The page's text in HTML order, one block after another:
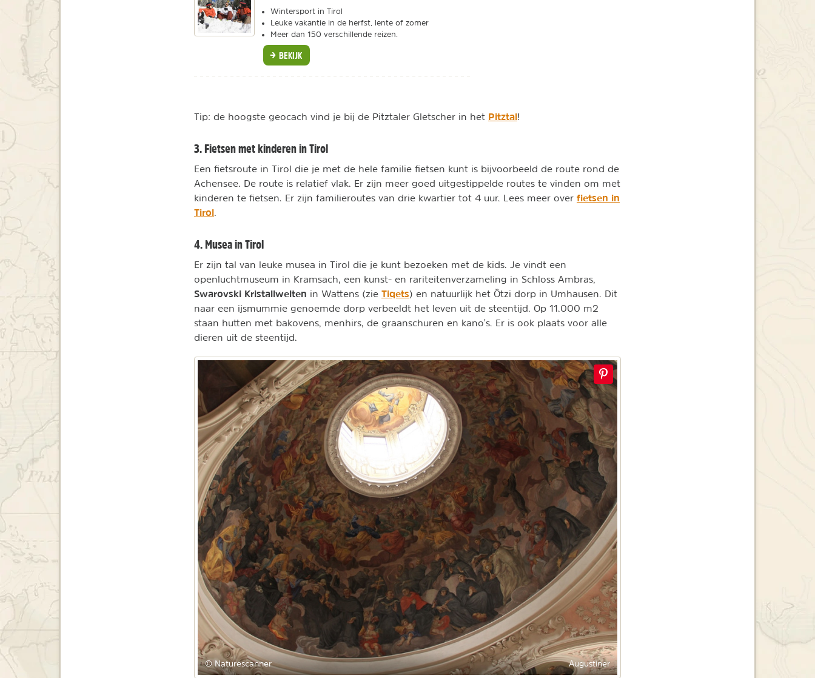
Wintersport in Tirol
Leuke vakantie in de herfst, lente of zomer
Meer dan 150 verschillende reizen.
BEKIJK
Tip: de hoogste geocach vind je bij de Pitztaler Gletscher in het Pitztal!
3. Fietsen met kinderen in Tirol
Een fietsroute in Tirol die je met de hele familie fietsen kunt is bijvoorbeeld de route rond de
Achensee. De route is relatief vlak. Er zijn meer goed uitgestippelde routes te vinden om met
kinderen te fietsen. Er zijn familieroutes van drie kwartier tot 4 uur. Lees meer over fietsen in
Tirol
4. Musea in Tirol
Er zijn tal van leuke musea in Tirol die je kunt bezoeken met de kids. Je vindt een
openluchtmuseum in Kramsach, een kunst- en rariteitenverzameling in Schloss Ambras,
Swarovski Kristallwelten in Wattens (zie Tiqets) en natuurlijk het Ötzi dorp in Umhausen. Dit
naar een ijsmummie genoemde dorp verbeeldt het leven uit de steentijd. Op 11.000 m2
staan hutten met bakovens, menhirs, de graanschuren en kano's. Er is ook plaats voor alle
dieren uit de steentijd.
© Naturescanner Augustiner